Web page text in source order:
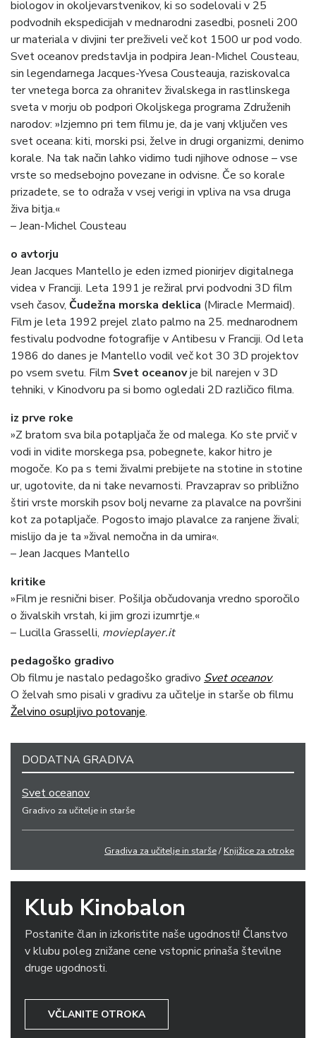
biologov in okoljevarstvenikov, ki so sodelovali v 25
podvodnih ekspedicijah v mednarodni zasedbi, posneli 200
ur materiala v divjini ter preživeli več kot 1500 ur pod vodo.
Svet oceanov predstavlja in podpira Jean-Michel Cousteau,
sin legendarnega Jacques-Yvesa Cousteauja, raziskovalca
ter vnetega borca za ohranitev živalskega in rastlinskega
sveta v morju ob podpori Okoljskega programa Združenih
narodov: »Izjemno pri tem filmu je, da je vanj vključen ves
svet oceana: kiti, morski psi, želve in drugi organizmi, denimo
korale. Na tak način lahko vidimo tudi njihove odnose – vse
vrste so medsebojno povezane in odvisne. Če so korale
prizadete, se to odraža v vsej verigi in vpliva na vsa druga
živa bitja.«
– Jean-Michel Cousteau
o avtorju
Jean Jacques Mantello je eden izmed pionirjev digitalnega
videa v Franciji. Leta 1991 je režiral prvi podvodni 3D film
vseh časov, Čudežna morska deklica (Miracle Mermaid).
Film je leta 1992 prejel zlato palmo na 25. mednarodnem
festivalu podvodne fotografije v Antibesu v Franciji. Od leta
1986 do danes je Mantello vodil več kot 30 3D projektov
po vsem svetu. Film Svet oceanovje bil narejen v 3D
tehniki, v Kinodvoru pa si bomo ogledali 2D različico filma.
iz prve roke
»Z bratom sva bila potapljača že od malega. Ko ste prvič v
vodi in vidite morskega psa, pobegnete, kakor hitro je
mogoče. Ko pa s temi živalmi prebijete na stotine in stotine
ur, ugotovite, da ni take nevarnosti. Pravzaprav so približno
štiri vrste morskih psov bolj nevarne za plavalce na površini
kot za potapljače. Pogosto imajo plavalce za ranjene živali;
mislijo da je ta »žival nemočna in da umira«.
– Jean Jacques Mantello
kritike
»Film je resnični biser. Pošilja občudovanja vredno sporočilo
o živalskih vrstah, ki jim grozi izumrtje.«
– Lucilla Grasselli, movieplayer.it
pedagoško gradivo
Ob filmu je nastalo pedagoško gradivo Svet oceanov.
O želvah smo pisali v gradivu za učitelje in starše ob filmu
Želvino osupljivo potovanje.
DODATNA GRADIVA
Svet oceanov
Gradivo za učitelje in starše
Gradiva za učitelje in starše/ Knjižice za otroke
Klub Kinobalon
Postanite član in izkoristite naše ugodnosti! Članstvo
v klubu poleg znižane cene vstopnic prinaša številne
druge ugodnosti.
VČLANITE OTROKA